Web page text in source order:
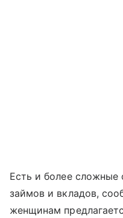
Есть и более
займов и вкладов,
женщинам